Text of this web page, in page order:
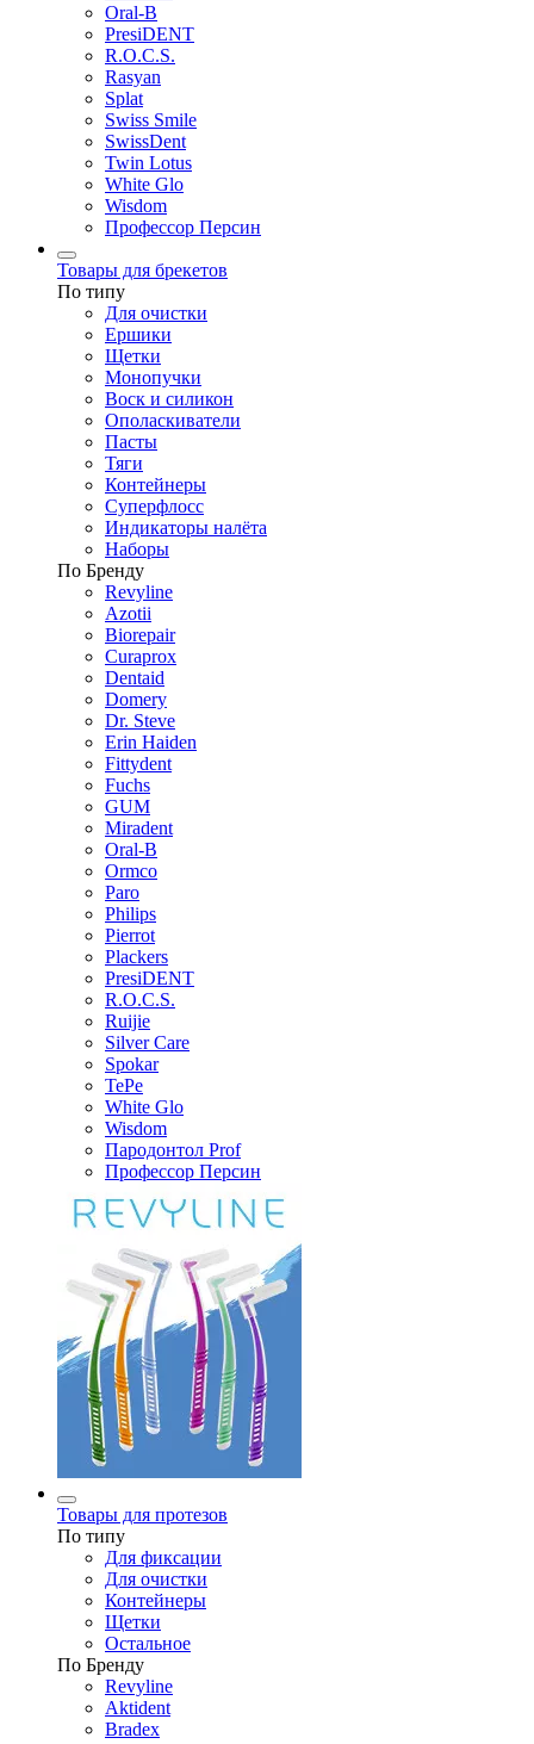
Oral-B
PresiDENT
R.O.C.S.
Rasyan
Splat
Swiss Smile
SwissDent
Twin Lotus
White Glo
Wisdom
Профессор Персин
Товары для брекетов
По типу
Для очистки
Ершики
Щетки
Монопучки
Воск и силикон
Ополаскиватели
Пасты
Тяги
Контейнеры
Суперфлосс
Индикаторы налёта
Наборы
По Бренду
Revyline
Azotii
Biorepair
Curaprox
Dentaid
Domery
Dr. Steve
Erin Haiden
Fittydent
Fuchs
GUM
Miradent
Oral-B
Ormco
Paro
Philips
Pierrot
Plackers
PresiDENT
R.O.C.S.
Ruijie
Silver Care
Spokar
TePe
White Glo
Wisdom
Пародонтол Prof
Профессор Персин
Товары для протезов
По типу
Для фиксации
Для очистки
Контейнеры
Щетки
Остальное
По Бренду
Revyline
Aktident
Bradex